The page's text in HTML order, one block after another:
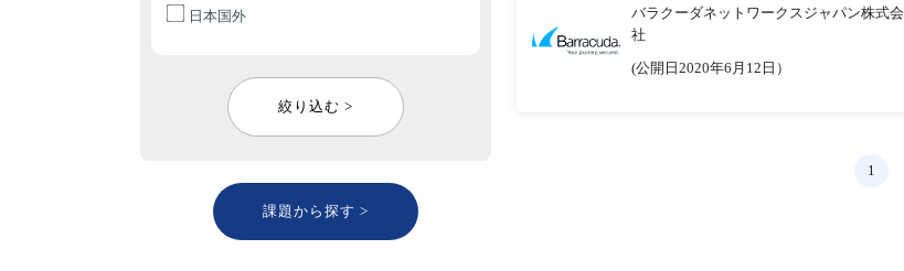
日本国外
絞り込む >
課題から探す >
バラクーダネットワークスジャパン株式会
社
(公開日2020年6月12日）
1